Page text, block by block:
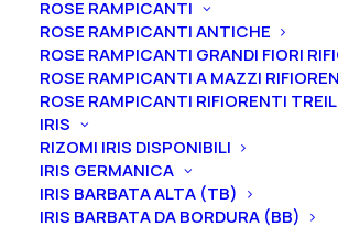
ROSE RAMPICANTI
ROSE RAMPICANTI ANTICHE
ROSE RAMPICANTI GRANDI FIORI
ROSE RAMPICANTI A MAZZI
ROSE RAMPICANTI RIFIORENTI
IRIS
RIZOMI IRIS DISPONIBILI
IRIS GERMANICA
IRIS BARBATA ALTA (TB)
IRIS BARBATA DA BORDURA (BB)
La rosa “Cristoforo Colombo®” ha un
piena (25 petali circa) di un colore
descrivere a parole: uno speciale tono
soffuso e leggermente bordato di
rifiorenza è ottima e il suo profumo è
delizioso. La sua altezza è di 100 cm.